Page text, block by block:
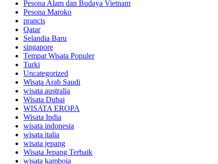
Pesona Alam dan Budaya Vietnam
Pesona Maroko
prancis
Qatar
Selandia Baru
singapore
Tempat Wisata Populer
Turki
Uncategorized
Wisata Arab Saudi
wisata australia
Wisata Dubai
WISATA EROPA
Wisata India
wisata indonesia
wisata italia
wisata jepang
Wisata Jepang Terbaik
wisata kamboja